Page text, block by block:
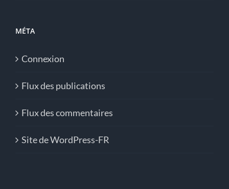
MÉTA
Connexion
Flux des publications
Flux des commentaires
Site de WordPress-FR